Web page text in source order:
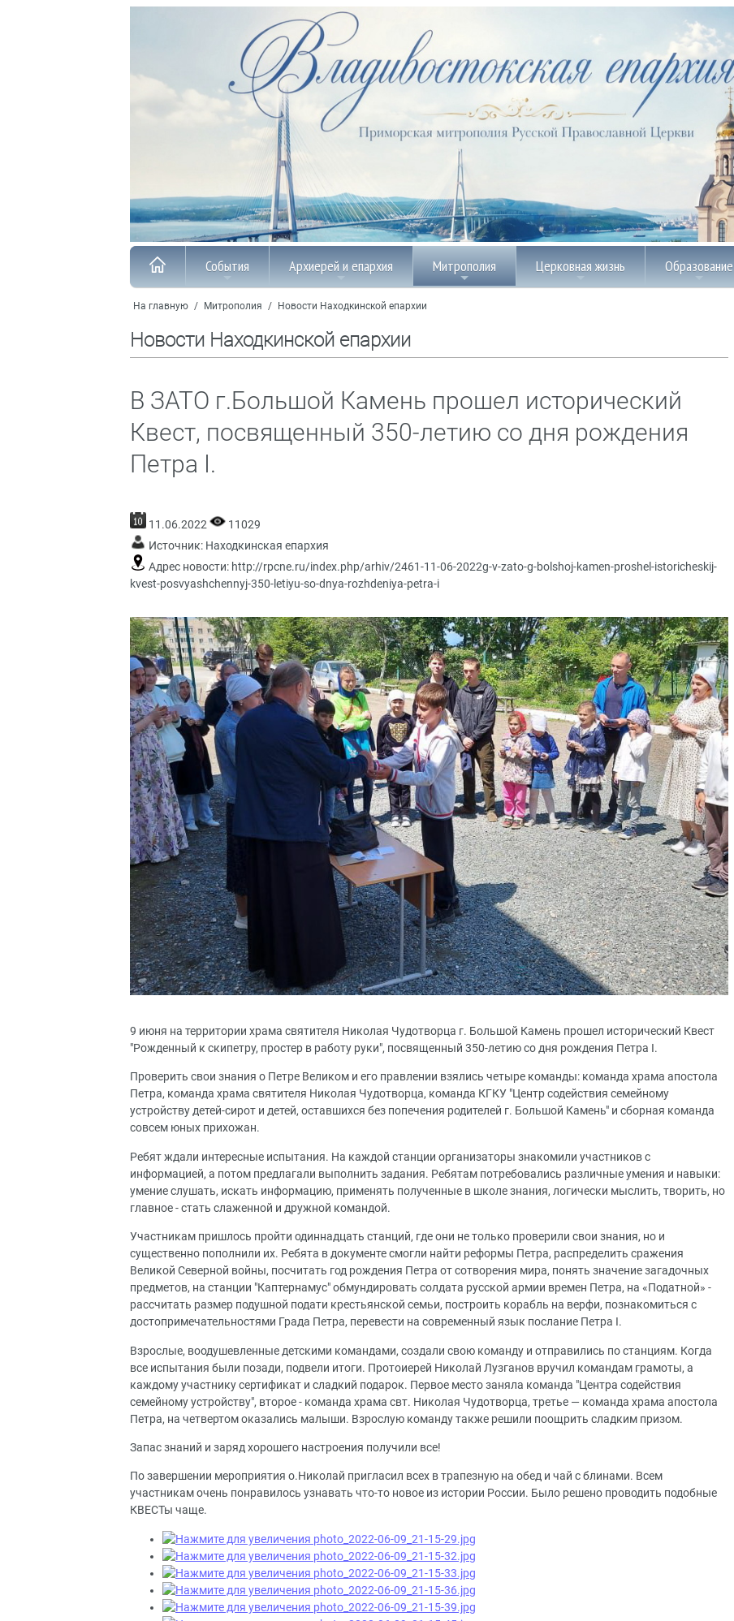
События Архиерей и епархия Митрополия Церковная жизнь Образование
На главную / Митрополия / Новости Находкинской епархии
Новости Находкинской епархии
В ЗАТО г.Большой Камень прошел исторический
Квест, посвященный 350-летию со дня рождения
Петра I.
11.06.2022
11029
Источник: Находкинская епархия
Адрес новости: http://rpcne.ru/index.php/arhiv/2461-11-06-2022g-v-zato-g-bolshoj-kamen-proshel-istoricheskij-
kvest-posvyashchennyj-350-letiyu-so-dnya-rozhdeniya-petra-i
9 июня на территории храма святителя Николая Чудотворца г. Большой Камень прошел исторический Квест
"Рожденный к скипетру, простер в работу руки", посвященный 350-летию со дня рождения Петра I.
Проверить свои знания о Петре Великом и его правлении взялись четыре команды: команда храма апостола
Петра, команда храма святителя Николая Чудотворца, команда КГКУ "Центр содействия семейному
устройству детей-сирот и детей, оставшихся без попечения родителей г. Большой Камень" и сборная команда
совсем юных прихожан.
Ребят ждали интересные испытания. На каждой станции организаторы знакомили участников с
информацией, а потом предлагали выполнить задания. Ребятам потребовались различные умения и навыки:
умение слушать, искать информацию, применять полученные в школе знания, логически мыслить, творить, но
главное - стать слаженной и дружной командой.
Участникам пришлось пройти одиннадцать станций, где они не только проверили свои знания, но и
существенно пополнили их. Ребята в документе смогли найти реформы Петра, распределить сражения
Великой Северной войны, посчитать год рождения Петра от сотворения мира, понять значение загадочных
предметов, на станции "Каптернамус" обмундировать солдата русской армии времен Петра, на «Податной» -
рассчитать размер подушной подати крестьянской семьи, построить корабль на верфи, познакомиться с
достопримечательностями Града Петра, перевести на современный язык послание Петра I.
Взрослые, воодушевленные детскими командами, создали свою команду и отправились по станциям. Когда
все испытания были позади, подвели итоги. Протоиерей Николай Лузганов вручил командам грамоты, а
каждому участнику сертификат и сладкий подарок. Первое место заняла команда "Центра содействия
семейному устройству", второе - команда храма свт. Николая Чудотворца, третье — команда храма апостола
Петра, на четвертом оказались малыши. Взрослую команду также решили поощрить сладким призом.
Запас знаний и заряд хорошего настроения получили все!
По завершении мероприятия о.Николай пригласил всех в трапезную на обед и чай с блинами. Всем
участникам очень понравилось узнавать что-то новое из истории России. Было решено проводить подобные
КВЕСТы чаще.